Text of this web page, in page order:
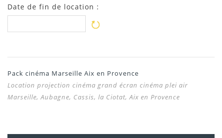
Date de fin de location :
Pack cinéma Marseille Aix en Provence
Location projection cinéma grand écran cinéma plei air
Marseille, Aubagne, Cassis, la Ciotat, Aix en Provence